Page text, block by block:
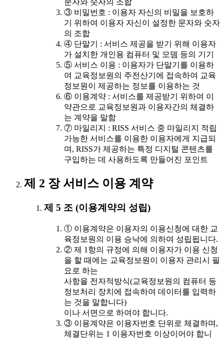
문자와 숫자의 조합
③ 비밀번호 : 이용자 자신의 비밀을 보호하
기 위하여 이용자 자신이 설정한 문자와 숫자
의 조합
④ 단말기 : 서비스 제공을 받기 위해 이용자
가 설치한 개인용 컴퓨터 및 모뎀 등의 기기
⑤ 서비스 이용 : 이용자가 단말기를 이용하
여 교육정보원의 주전산기에 접속하여 교육
정보원이 제공하는 정보를 이용하는 것
⑥ 이용계약 : 서비스를 제공받기 위하여 이
약관으로 교육정보원과 이용자간의 체결하
는 계약을 말함
⑦ 마일리지 : RISS 서비스 중 마일리지 적립
가능한 서비스를 이용한 이용자에게 지급되
며, RISS가 제공하는 특정 디지털 콘텐츠를
구입하는 데 사용하도록 만들어진 포인트
제 2 장 서비스 이용 계약
제 5 조 (이용계약의 성립)
① 이용계약은 이용자의 이용신청에 대한 교
육정보원의 이용 승낙에 의하여 성립됩니다.
② 제 1항의 규정에 의해 이용자가 이용 신청
을 할 때에는 교육정보원이 이용자 관리시 필
요로 하는
사항을 전자적방식(교육정보원의 컴퓨터 등
정보처리 장치에 접속하여 데이터를 입력하
는 것을 말합니다)
이나 서면으로 하여야 합니다.
③ 이용계약은 이용자번호 단위로 체결하며,
체결단위는 1 이용자번호 이상이어야 합니